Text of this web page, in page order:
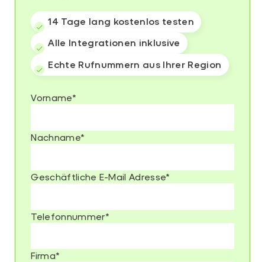
14 Tage lang kostenlos testen
Alle Integrationen inklusive
Echte Rufnummern aus Ihrer Region
Vorname*
Nachname*
Geschäftliche E-Mail Adresse*
Telefonnummer*
Firma*